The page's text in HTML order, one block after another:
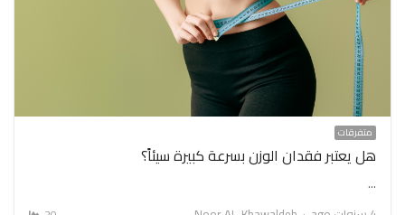
متفرقات
هل يعتبر فقدان الوزن بسرعة كبيرة سيئاً؟
…